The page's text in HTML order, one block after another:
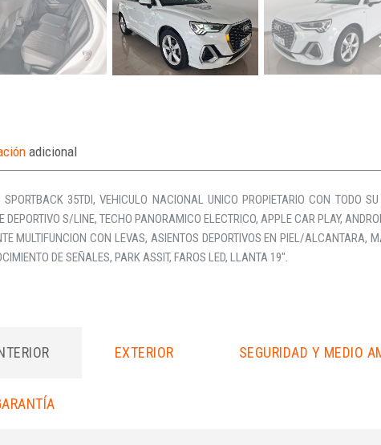
adicional
SPORTBACK 35TDI, VEHICULO NACIONAL UNICO PROPIETARIO CON TODO
DEPORTIVO S/LINE, TECHO PANORAMICO ELECTRICO, APPLE CAR PLAY,
MULTIFUNCION CON LEVAS, ASIENTOS DEPORTIVOS EN PIEL/ALCANTARA,
DE SEÑALES, PARK ASSIT, FAROS LED, LLANTA 19″.
EXTERIOR SEGURIDAD Y MEDIO